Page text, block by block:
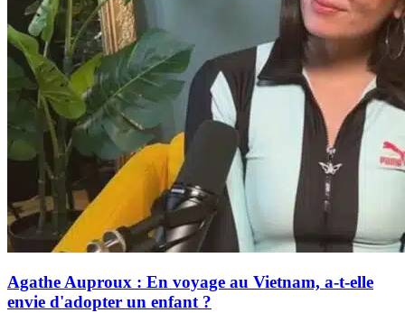
Agathe Auproux : En voyage au Vietnam, a-t-elle
envie d'adopter un enfant ?